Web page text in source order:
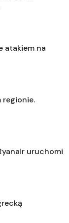
atakiem na
regionie.
uruchomi